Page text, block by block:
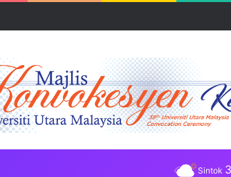
kepada PELAJAR UUM
Sintok